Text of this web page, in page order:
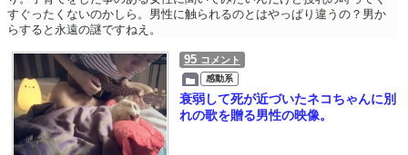
すぐったくないのかしら。男性に触られるのとはやっぱり違うの？男か
らすると永遠の謎ですねえ。
95 コメント
感動系
衰弱して死が近づいたネコちゃんに別
れの歌を贈る男性の映像。